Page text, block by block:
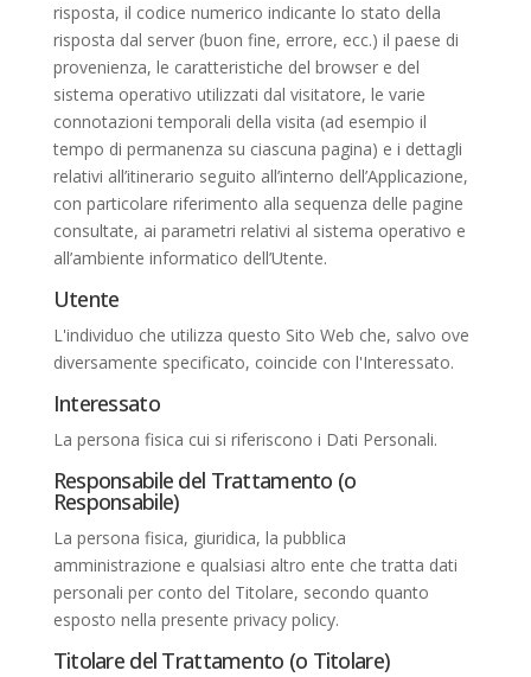
risposta, il codice numerico indicante lo stato della
risposta dal server (buon fine, errore, ecc.) il paese di
provenienza, le caratteristiche del browser e del
sistema operativo utilizzati dal visitatore, le varie
connotazioni temporali della visita (ad esempio il
tempo di permanenza su ciascuna pagina) e i dettagli
relativi all’itinerario seguito all’interno dell’Applicazione,
con particolare riferimento alla sequenza delle pagine
consultate, ai parametri relativi al sistema operativo e
all’ambiente informatico dell’Utente.
Utente
L'individuo che utilizza questo Sito Web che, salvo ove
diversamente specificato, coincide con l'Interessato.
Interessato
La persona fisica cui si riferiscono i Dati Personali.
Responsabile del Trattamento (o
Responsabile)
La persona fisica, giuridica, la pubblica
amministrazione e qualsiasi altro ente che tratta dati
personali per conto del Titolare, secondo quanto
esposto nella presente privacy policy.
Titolare del Trattamento (o Titolare)